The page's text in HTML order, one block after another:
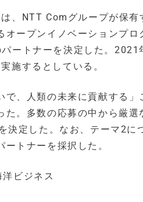
、NTT Comグループが保有
ープンイノベーションプ
ートナーを決定した。2021
施するとしている。
、人類の未来に貢献する
。多数の応募の中から厳選
定した。なお、テーマ2に
トナーを採択した。
ビジネス